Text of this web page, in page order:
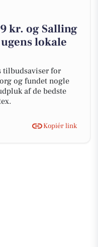
kr. og Salling
lokale
tilbudsaviser for
og fundet nogle
af de bedste
Kopiér link